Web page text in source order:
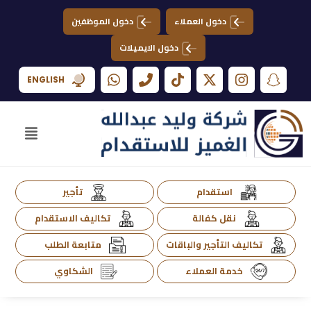
دخول العملاء دخول الموظفين
دخول الايميلات
ENGLISH
استقدام
تأجير
نقل كفالة
تكاليف الاستقدام
تكاليف التأجير والباقات
متابعة الطلب
خدمة العملاء
الشكاوي